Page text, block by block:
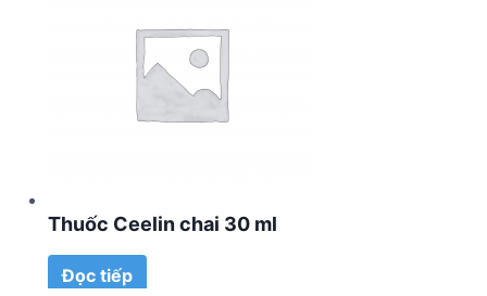
Thuốc Ceelin chai 30 ml
Đọc tiếp